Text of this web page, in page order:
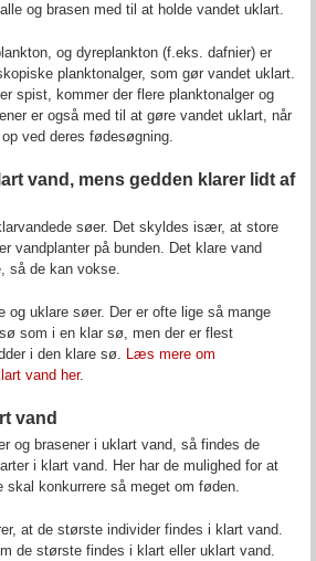
og brasen med til at holde vandet uklart.
og dyreplankton (f.eks. dafnier) er
planktonalger, som gør vandet uklart.
spist, kommer der flere planktonalger og
er også med til at gøre vandet uklart, når
ved deres fødesøgning.
vand, mens gedden klarer lidt af
søer. Det skyldes især, at store
vandplanter på bunden. Det klare vand
så de kan vokse.
og uklare søer. Der er ofte lige så mange
som i en klar sø, men der er flest
i den klare sø. Læs mere om
vand her.
vand
og brasener i uklart vand, så findes de
i klart vand. Her har de mulighed for at
skal konkurrere så meget om føden.
at de største individer findes i klart vand.
de største findes i klart eller uklart vand.